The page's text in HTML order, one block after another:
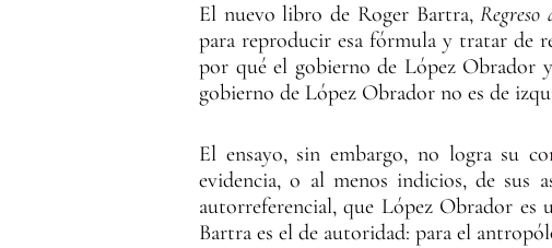
El nuevo libro de Roger Bartra,
para reproducir esa fórmula y tratar de
por qué el gobierno de López Obrador
gobierno de López Obrador no es de
El ensayo, sin embargo, no logra su
evidencia, o al menos indicios, de sus
autorreferencial, que López Obrador es
Bartra es el de autoridad: para el